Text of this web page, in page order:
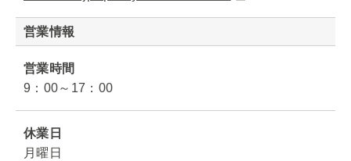
営業情報
営業時間
9：00～17：00
休業日
月曜日